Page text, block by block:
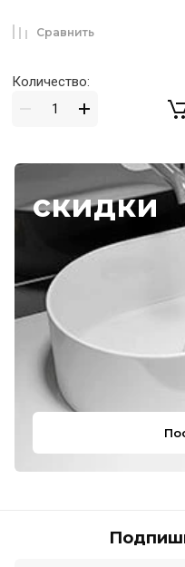
скидки
Количество:
Сравнить